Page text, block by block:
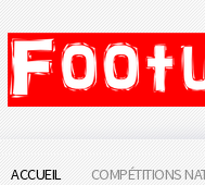
ACCUEIL COMPÉTITIONS